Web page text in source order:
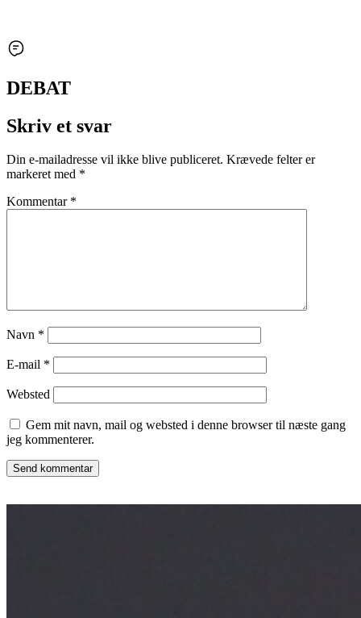
DEBAT
Skriv et svar
Din e-mailadresse vil ikke blive publiceret. Krævede felter er
markeret med *
Kommentar *
Navn *
E-mail *
Websted
Gem mit navn, mail og websted i denne browser til næste gang
jeg kommenterer.